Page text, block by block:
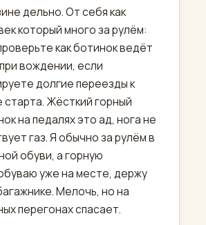
дельно. От себя как
который много за рулём:
как ботинок ведёт
вождении, если
долгие переезды к
старта. Жёсткий горный
на педалях это ад, нога не
газ. Я обычно за рулём в
обуви, а горную
уже на месте, держу
Мелочь, но на
перегонах спасает.